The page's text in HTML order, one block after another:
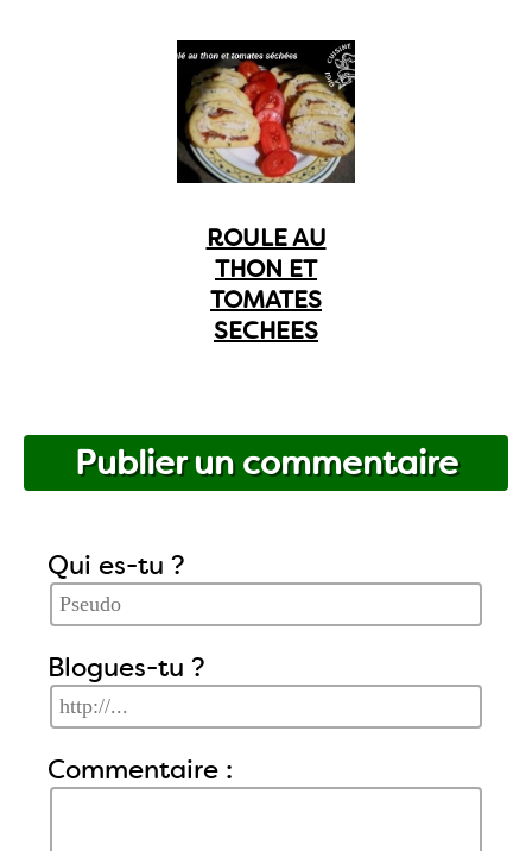
ROULE AU
THON ET
TOMATES
SECHEES
Publier un commentaire
Qui es-tu ?
Blogues-tu ?
Commentaire :